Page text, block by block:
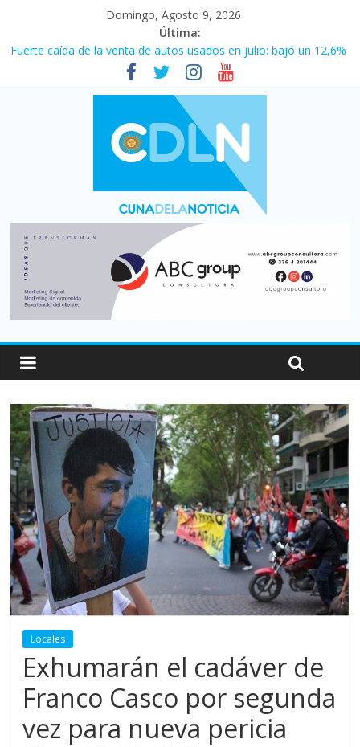
Domingo, Agosto 9, 2026
Última:
Fuerte caída de la venta de autos usados en julio: bajó un 12,6%
El agro argentino logró un récord histórico de exportaciones en
La morosidad alcanzó su nivel más alto en dos décadas y ya
afecta a 400 mil deudores en Santa Fe
Desde que asumió Milei cerraron 41.000 kioscos: el sector
Vacaciones de invierno con más movimiento y consumo
turístico: 4,6 millones de personas viajaron por el país, un 5,9%
más que en 2025
Locales
Exhumarán el cadáver de
Franco Casco por segunda
vez para nueva pericia